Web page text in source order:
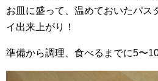
お皿に盛って、温めておいたパス
イ出来上がり！
準備から調理、食べるまでに5〜